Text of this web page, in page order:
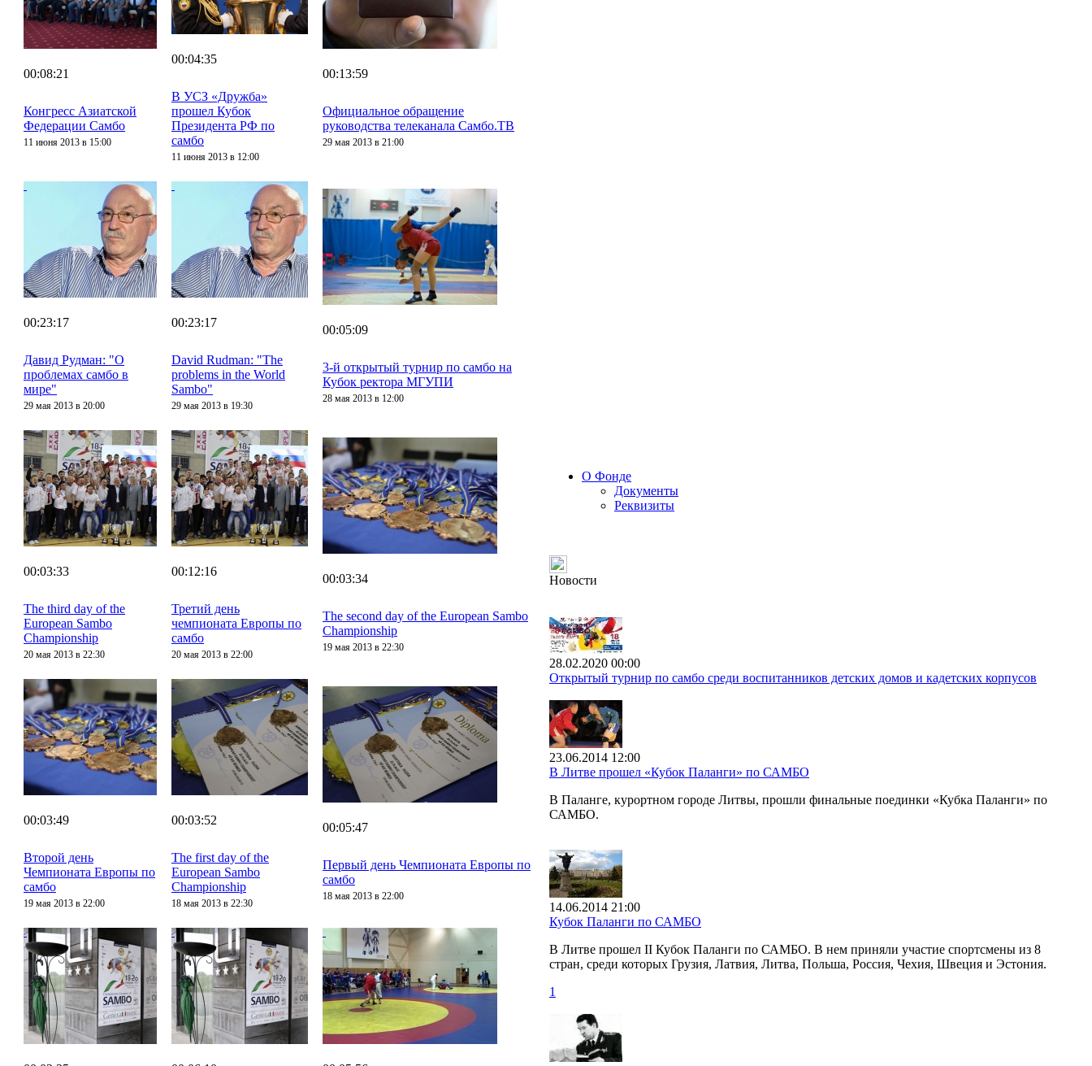
00:08:21
Конгресс Азиатской
Федерации Самбо
11 июня 2013 в 15:00
00:04:35
В УСЗ «Дружба»
прошел Кубок
Президента РФ по
самбо
11 июня 2013 в 12:00
00:13:59
Официальное обращение
руководства телеканала Самбо.ТВ
29 мая 2013 в 21:00
00:23:17
Давид Рудман: "О
проблемах самбо в
мире"
29 мая 2013 в 20:00
00:23:17
David Rudman: "The
problems in the World
Sambo"
29 мая 2013 в 19:30
00:05:09
3-й открытый турнир по самбо на
Кубок ректора МГУПИ
28 мая 2013 в 12:00
00:03:33
The third day of the
European Sambo
Championship
20 мая 2013 в 22:30
00:12:16
Третий день
чемпионата Европы по
самбо
20 мая 2013 в 22:00
00:03:34
The second day of the European Sambo
Championship
19 мая 2013 в 22:30
00:03:49
Второй день
Чемпионата Европы по
самбо
19 мая 2013 в 22:00
00:03:52
The first day of the
European Sambo
Championship
18 мая 2013 в 22:30
00:05:47
Первый день Чемпионата Европы по
самбо
18 мая 2013 в 22:00
О Фонде
Документы
Реквизиты
Новости
28.02.2020 00:00
Открытый турнир по самбо среди воспитанников детских домов и кадетских корпусов
23.06.2014 12:00
В Литве прошел «Кубок Паланги» по САМБО
В Паланге, курортном городе Литвы, прошли финальные поединки «Кубка Паланги» по
САМБО.
14.06.2014 21:00
Кубок Паланги по САМБО
В Литве прошел II Кубок Паланги по САМБО. В нем приняли участие спортсмены из 8
стран, среди которых Грузия, Латвия, Литва, Польша, Россия, Чехия, Швеция и Эстония.
1